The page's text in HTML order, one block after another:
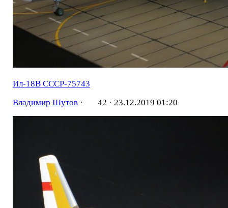
Ил-18В СССР-75743
Владимир Шутов· 42 · 23.12.2019 01:20